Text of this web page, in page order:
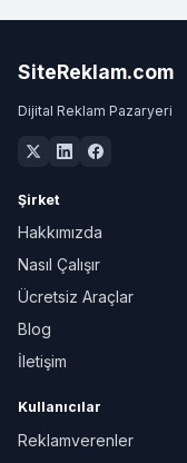
SiteReklam.com
Dijital Reklam Pazaryeri
Şirket
Hakkımızda
Nasıl Çalışır
Ücretsiz Araçlar
Blog
İletişim
Kullanıcılar
Reklamverenler